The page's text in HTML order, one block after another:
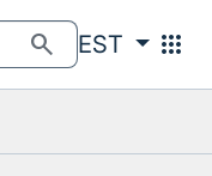
search EST apps